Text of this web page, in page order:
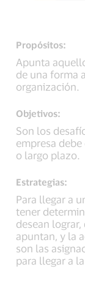
Propósitos:
Apunta
de una forma
organización.
Objetivos:
Son los
empresa
o largo plazo.
Estrategias:
Para llegar a
tener
desean
apuntan, y la
son las
para llegar a